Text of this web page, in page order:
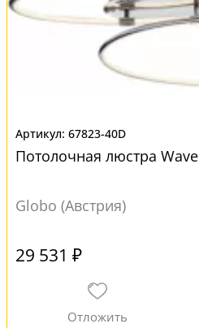
67823-40D
Потолочная люстра
Globo (Австрия)
29 531 ₽